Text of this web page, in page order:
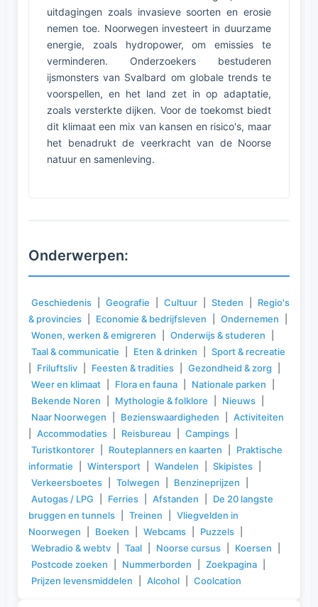
uitdagingen zoals invasieve soorten en erosie
nemen toe. Noorwegen investeert in duurzame
energie, zoals hydropower, om emissies te
verminderen. Onderzoekers bestuderen
ijsmonsters van Svalbard om globale trends te
voorspellen, en het land zet in op adaptatie,
zoals versterkte dijken. Voor de toekomst biedt
dit klimaat een mix van kansen en risico's, maar
het benadrukt de veerkracht van de Noorse
natuur en samenleving.
Onderwerpen:
Geschiedenis Geografie Cultuur Steden
Regio's
& provincies
Economie & bedrijfsleven Ondernemen
Wonen, werken & emigreren
Onderwijs & studeren
Taal & communicatie
Eten & drinken
Sport & recreatie
Friluftsliv Feesten & tradities Gezondheid & zorg
Weer en klimaat
Flora en fauna Nationale parken
Bekende Noren
Mythologie & folklore Nieuws
Naar Noorwegen
Bezienswaardigheden
Activiteiten
Accommodaties Reisbureau Campings
Turistkontorer
Routeplanners en kaarten
Praktische
informatie
Wintersport Wandelen Skipistes
Verkeersboetes
Tolwegen Benzineprijzen
Autogas / LPG
Ferries Afstanden
De 20 langste
bruggen en tunnels
Treinen
Vliegvelden in
Noorwegen
Boeken Webcams Puzzels
Webradio & webtv
Taal Noorse cursus Koersen
Postcode zoeken
Nummerborden Zoekpagina
Prijzen levensmiddelen
Alcohol Coolcation